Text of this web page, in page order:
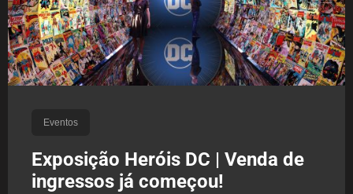
Eventos
Exposição Heróis DC | Venda de
ingressos já começou!